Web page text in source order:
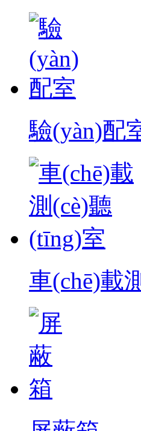
驗(yàn)配
車(chē)載